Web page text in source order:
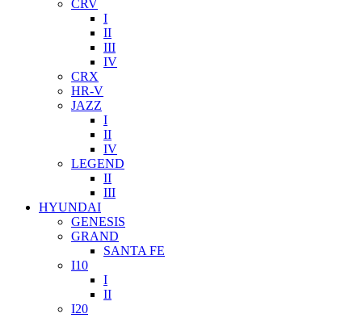
CRV
I
II
III
IV
CRX
HR-V
JAZZ
I
II
IV
LEGEND
II
III
HYUNDAI
GENESIS
GRAND
SANTA FE
I10
I
II
I20